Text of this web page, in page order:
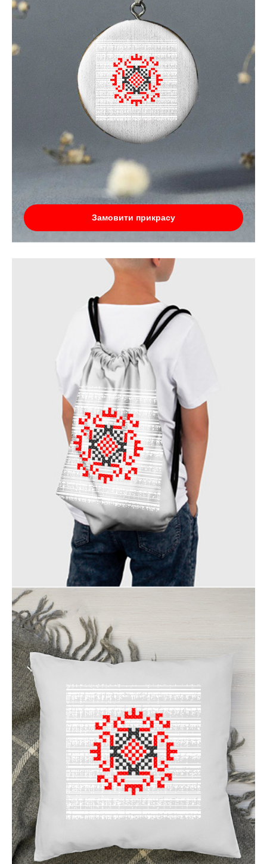
Замовити прикрасу